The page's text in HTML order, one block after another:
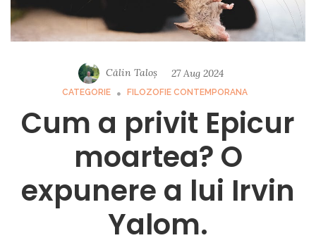
Călin Taloș 27 Aug 2024
CATEGORIE FILOZOFIE CONTEMPORANA
Cum a privit Epicur
moartea? O
expunere a lui Irvin
Yalom.